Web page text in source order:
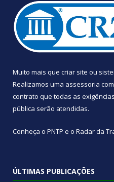
Muito mais que criar site ou
Realizamos uma assessoria
contrato que todas as
pública serão atendidas.
Conheça o PNTP e o Radar da
ÚLTIMAS PUBLICAÇÕES